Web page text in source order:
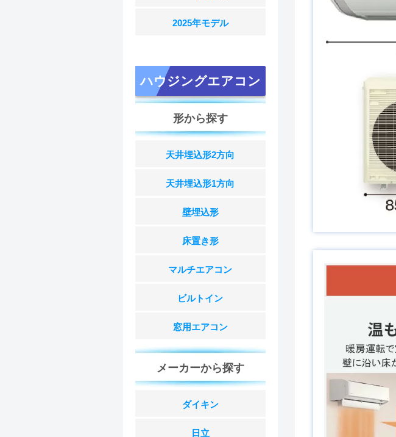
2025年モデル
ハウジングエアコン
形から探す
天井埋込形2方向
天井埋込形1方向
壁埋込形
床置き形
マルチエアコン
ビルトイン
窓用エアコン
メーカーから探す
ダイキン
日立